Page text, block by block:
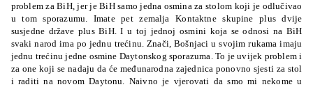
problem za BiH, jer je BiH samo jedna osmina za stolom koji je odlučivao
u tom sporazumu. Imate pet zemalja Kontaktne skupine plus dvije
susjedne države plus BiH. I u toj jednoj osmini koja se odnosi na BiH
svaki narod ima po jednu trećinu. Znači, Bošnjaci u svojim rukama imaju
jednu trećinu jedne osmine Daytonskog sporazuma. To je uvijek problem i
za one koji se nadaju da će međunarodna zajednica ponovno sjesti za stol
i raditi na novom Daytonu. Naivno je vjerovati da smo mi nekome u